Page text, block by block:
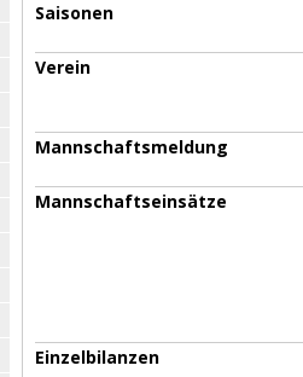
Saisonen
Verein
Mannschaftsmeldung
Mannschaftseinsätze
Einzelbilanzen